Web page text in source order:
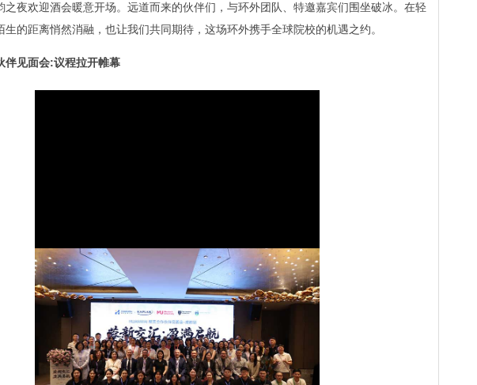
之夜欢迎酒会暖意开场。远道而来的伙伴们，与环外团队、特邀嘉宾们围坐破冰。在轻
生的距离悄然消融，也让我们共同期待，这场环外携手全球院校的机遇之约。
伴见面会:议程拉开帷幕